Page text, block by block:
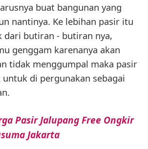
buat bangunan yang
nantinya. Ke lebihan pasir itu
dari butiran - butiran nya,
genggam karenanya akan
tidak menggumpal maka pasir
di pergunakan sebagai
Pasir Jalupang Free Ongkir
Jakarta